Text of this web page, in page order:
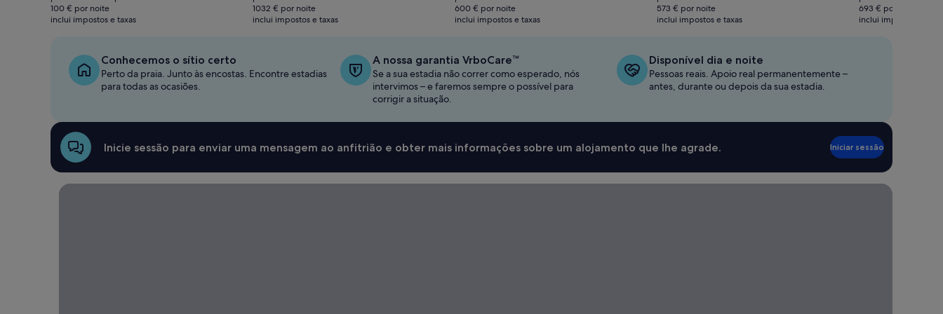
atual
é
era
224 €,
informações
sobre
a
tarifa
100 € por noite
inclui impostos e taxas
atual
é
1032 € por noite
inclui impostos e taxas
atual
é
600 € por noite
inclui impostos e taxas
atual
é
573 € por noite
inclui impostos e taxas
atual
é
693 € por noite
inclui impostos e
Conhecemos o sítio certo
Perto da praia. Junto às encostas. Encontre estadias
para todas as ocasiões.
A nossa garantia VrboCare™
Se a sua estadia não correr como esperado, nós
intervimos – e faremos sempre o possível para
corrigir a situação.
Disponível dia e noite
Pessoas reais. Apoio real permanentemente –
antes, durante ou depois da sua estadia.
Inicie sessão para enviar uma mensagem ao anfitrião e obter mais informações sobre um alojamento que lhe agrade. Iniciar sessão